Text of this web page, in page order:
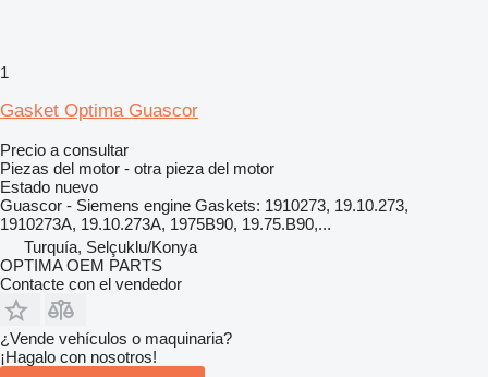
1
Gasket Optima Guascor
Precio a consultar
Piezas del motor - otra pieza del motor
Estado nuevo
Guascor - Siemens engine Gaskets: 1910273, 19.10.273,
1910273A, 19.10.273A, 1975B90, 19.75.B90,...
Turquía, Selçuklu/Konya
OPTIMA OEM PARTS
Contacte con el vendedor
¿Vende vehículos o maquinaria?
¡Hagalo con nosotros!